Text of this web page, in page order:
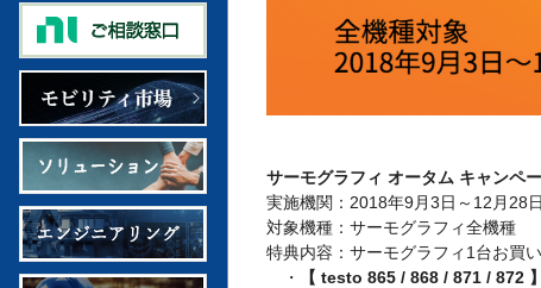
サーモグラフィオータム キャンペ
実施機関：2018年9月3日～12月28
対象機種：サーモグラフィ全機種
特典内容：サーモグラフィ1台お買
・
【 testo 865 / 868 / 871 /